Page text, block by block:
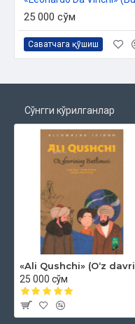
25 000 сўм
Саватчага қўшиш
Сўнгги кўрилганлар
25 000 сўм